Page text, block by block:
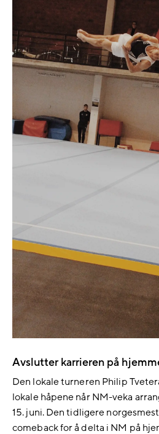
Avslutter karrieren på
Den lokale turneren Philip
lokale håpene når NM-veka
15. juni. Den tidligere
comeback for å delta i NM på